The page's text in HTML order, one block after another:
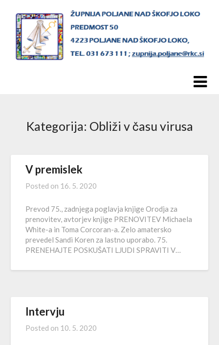
content
Kategorija: Obliži v času virusa
V premislek
Posted on 16. 5. 2020
Prevod 75., zadnjega poglavja knjige Orodja za
prenovitev, avtorjev knjige PRENOVITEV Michaela
White-a in Toma Corcoran-a. Zelo amatersko
prevedel Sandi Koren za lastno uporabo. 75.
PRENEHAJTE POSKUŠATI LJUDI SPRAVITI V…
Intervju
Posted on 10. 5. 2020